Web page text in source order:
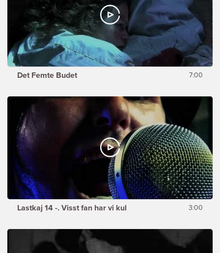
Det Femte Budet 7:00
Lastkaj 14 -. Visst fan har vi kul 3:00